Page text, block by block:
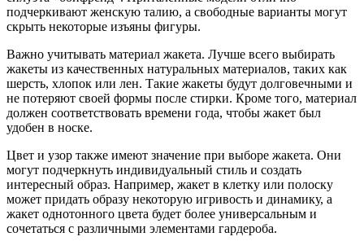
подчеркивают женскую талию, а свободные варианты могут
скрыть некоторые изъяны фигуры.
Важно учитывать материал жакета. Лучше всего выбирать
жакеты из качественных натуральных материалов, таких как
шерсть, хлопок или лен. Такие жакеты будут долговечными и
не потеряют своей формы после стирки. Кроме того, материал
должен соответствовать времени года, чтобы жакет был
удобен в носке.
Цвет и узор также имеют значение при выборе жакета. Они
могут подчеркнуть индивидуальный стиль и создать
интересный образ. Например, жакет в клетку или полоску
может придать образу некоторую игривость и динамику, а
жакет однотонного цвета будет более универсальным и
сочетаться с различными элементами гардероба.